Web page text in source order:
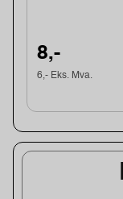
8,-
6,- Eks. Mva.